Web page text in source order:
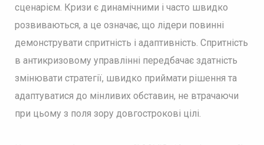
сценарієм. Кризи є динамічними і часто швидко
розвиваються, а це означає, що лідери повинні
демонструвати спритність і адаптивність. Спритність
в антикризовому управлінні передбачає здатність
змінювати стратегії, швидко приймати рішення та
адаптуватися до мінливих обставин, не втрачаючи
при цьому з поля зору довгострокові цілі.